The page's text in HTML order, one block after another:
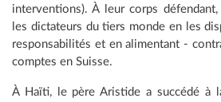
interventions). À leur corps
les dictateurs du tiers monde en les
responsabilités et en alimentant -
comptes en Suisse.
À Haïti, le père Aristide a succédé à